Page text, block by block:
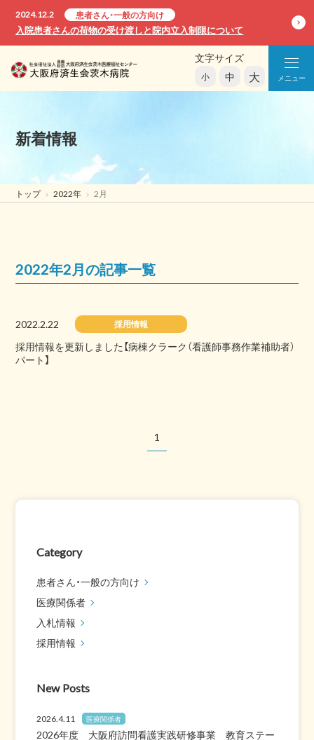
2024.12.2 患者さん・一般の方向け
入院患者さんの荷物の受け渡しと院内立入制限について
文字サイズ
小 中 大 メニュー
新着情報
トップ 2022年 2月
2022年2月の記事一覧
2022.2.22 採用情報
採用情報を更新しました【病棟クラーク（看護師事務作業補助者）
パート】
1
Category
患者さん・一般の方向け
医療関係者
入札情報
採用情報
New Posts
2026.4.11 医療関係者
2026年度 大阪府訪問看護実践研修事業 教育ステー